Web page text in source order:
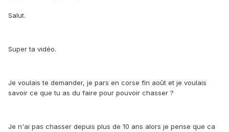
Salut.
Super ta vidéo.
Je voulais te demander, je pars en corse fin août et je voulais
savoir ce que tu as du faire pour pouvoir chasser ?
Je n'ai pas chasser depuis plus de 10 ans alors je pense que ca